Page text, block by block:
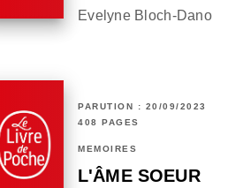
Evelyne Bloch-Dano
PARUTION : 20/09/2023
408 PAGES
MÉMOIRES
L'ÂME SOEUR